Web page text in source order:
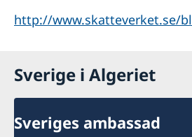
http://www.skatteverket.se/
Sverige i Algeriet
Sveriges ambassad